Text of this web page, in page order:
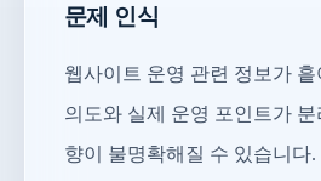
문제 인식
웹사이트 운영 관련 정보가
의도와 실제 운영 포인트가
향이 불명확해질 수 있습니다